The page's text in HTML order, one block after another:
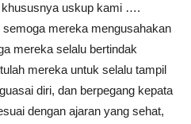
khususnya uskup kami ….
mereka mengusahakan
mereka selalu bertindak
mereka untuk selalu tampil
diri, dan berpegang kepata
dengan ajaran yang sehat,